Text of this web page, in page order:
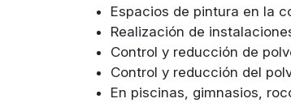
Espacios de pintura en la
Realización de
Control y reducción de
Control y reducción del
En piscinas, gimnasios,